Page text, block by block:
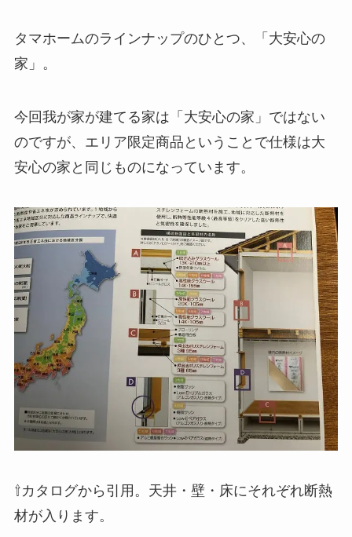
タマホームのラインナップのひとつ、「大安心の
家」。
今回我が家が建てる家は「大安心の家」ではない
のですが、エリア限定商品ということで仕様は大
安心の家と同じものになっています。
⇧カタログから引用。天井・壁・床にそれぞれ断熱
材が入ります。